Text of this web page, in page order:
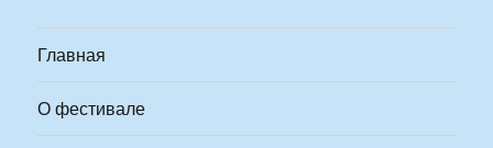
Главная
О фестивале